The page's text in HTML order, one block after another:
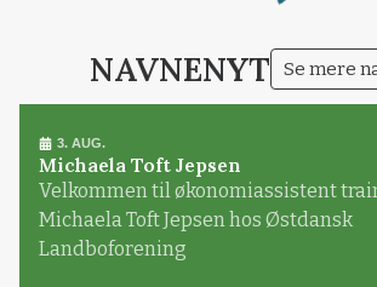
NAVNENYT Se mere
3. AUG.
Michaela Toft Jepsen
Velkommen til økonomiassistent
Michaela Toft Jepsen hos Østdansk
Landboforening